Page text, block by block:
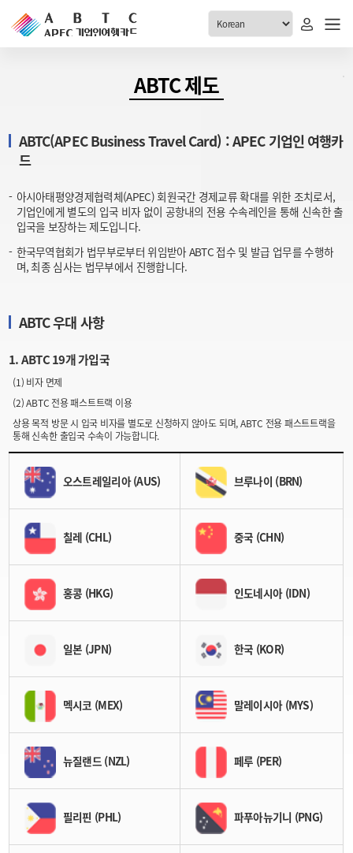
ABTC 전체메뉴
ABTC 제도 소개
발급 자격요건
신규발급 안내
취소/반납 안내
신청진행 현황
고객센터
ABTC 제도
ABTC(APEC Business Travel Card) : APEC 기업인 여행카
드
아시아태평양경제협력체(APEC) 회원국간 경제교류 확대를 위한 조치로서,
기업인에게 별도의 입국 비자 없이 공항내의 전용 수속레인을 통해 신속한 출
입국을 보장하는 제도입니다.
한국무역협회가 법무부로부터 위임받아 ABTC 접수 및 발급 업무를 수행하
며, 최종 심사는 법무부에서 진행합니다.
ABTC 우대 사항
1. ABTC 19개 가입국
(1) 비자 면제
(2) ABTC 전용 패스트트랙 이용
상용 목적 방문 시 입국 비자를 별도로 신청하지 않아도 되며, ABTC 전용 패스트트랙을
통해 신속한 출입국 수속이 가능합니다.
오스트레일리아 (AUS) 브루나이 (BRN)
칠레 (CHL) 중국 (CHN)
홍콩 (HKG) 인도네시아 (IDN)
일본 (JPN) 한국 (KOR)
멕시코 (MEX) 말레이시아 (MYS)
뉴질랜드 (NZL) 페루 (PER)
필리핀 (PHL) 파푸아뉴기니 (PNG)